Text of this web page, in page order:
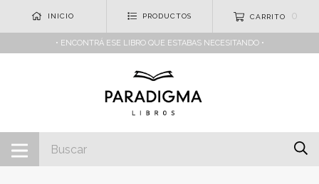
INICIO PRODUCTOS CARRITO 0
• ENCONTRÁ ESE LIBRO QUE ESTABAS NECESITANDO •